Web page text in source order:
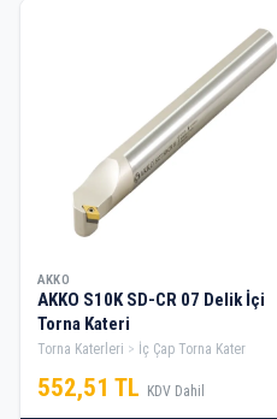
AKKO
AKKO S10K SD-CR 07 Delik İçi
Torna Kateri
Torna Katerleri İç Çap Torna Kater
552,51 TL KDV Dahil